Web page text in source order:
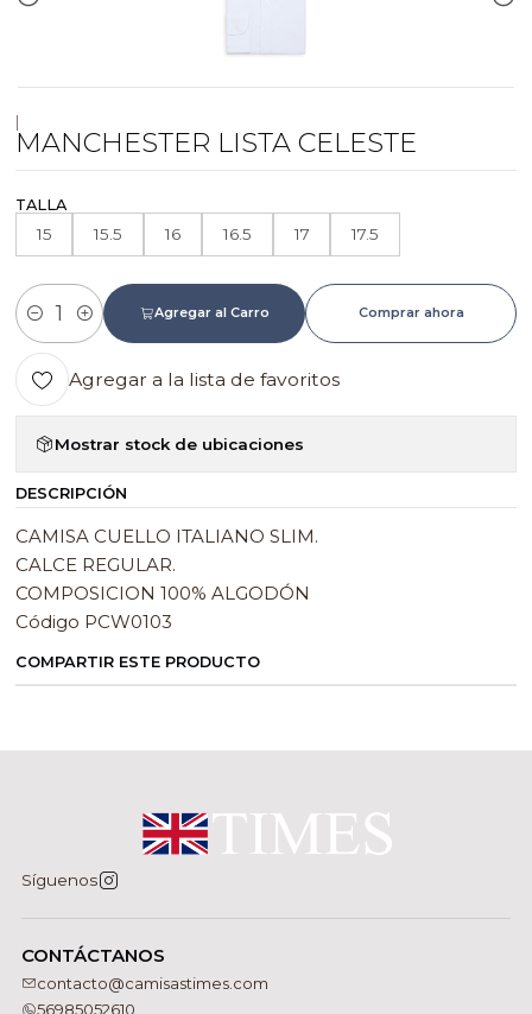
MANCHESTER LISTA CELESTE
TALLA
15 15.5 16 16.5 17 17.5
Cantidad
Agregar al Carro Comprar ahora
Agregar a la lista de favoritos
Mostrar stock de ubicaciones
DESCRIPCIÓN
CAMISA CUELLO ITALIANO SLIM.
CALCE REGULAR.
COMPOSICION 100% ALGODÓN
Código PCW0103
COMPARTIR ESTE PRODUCTO
Síguenos
CONTÁCTANOS
contacto@camisastimes.com
56985052610